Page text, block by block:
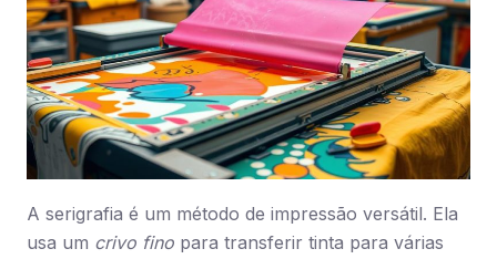
A serigrafia é um método de impressão versátil. Ela
usa um crivo fino para transferir tinta para várias